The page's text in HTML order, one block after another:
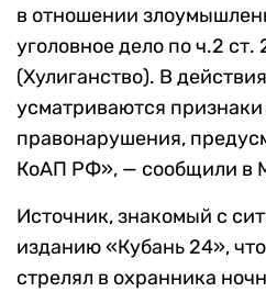
в отношении
уголовное дело по ч.2
(Хулиганство). В
усматриваются
правонарушения,
КоАП РФ», — сообщили в
Источник, знакомый с
изданию «Кубань 24»,
стрелял в охранника